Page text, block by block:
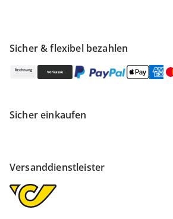
Sicher & flexibel bezahlen
Sicher einkaufen
Versanddienstleister